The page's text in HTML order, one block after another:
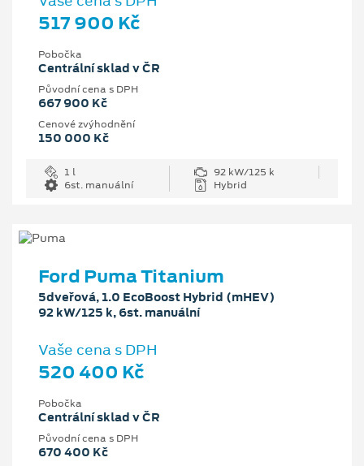
517 900 Kč
Pobočka
Centrální sklad v ČR
Původní cena s DPH
667 900 Kč
Cenové zvýhodnění
150 000 Kč
1 l
92 kW/125 k
6st. manuální
Hybrid
Ford Puma Titanium
5dveřová, 1.0 EcoBoost Hybrid (mHEV)
92 kW/125 k, 6st. manuální
Vaše cena s DPH
520 400 Kč
Pobočka
Centrální sklad v ČR
Původní cena s DPH
670 400 Kč